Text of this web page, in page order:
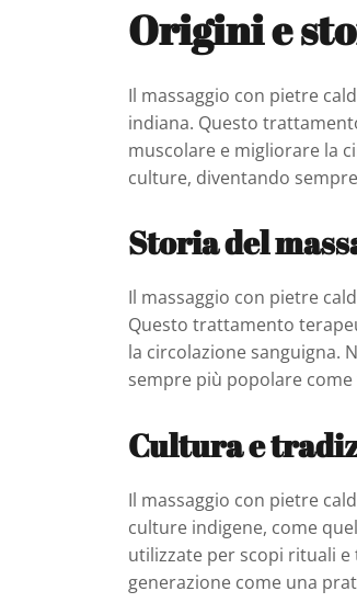
Origini e
Il massaggio con pietre
indiana. Questo
muscolare e migliorare la
culture, diventando
Storia del
Il massaggio con pietre
Questo trattamento
la circolazione sanguigna.
sempre più popolare
Cultura e
Il massaggio con pietre
culture indigene, come
utilizzate per scopi rituali
generazione come una